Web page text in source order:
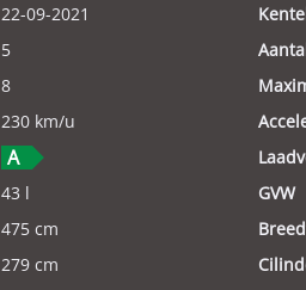
22-09-2021
5
8
230 km/u
43 l GVW
475 cm
279 cm